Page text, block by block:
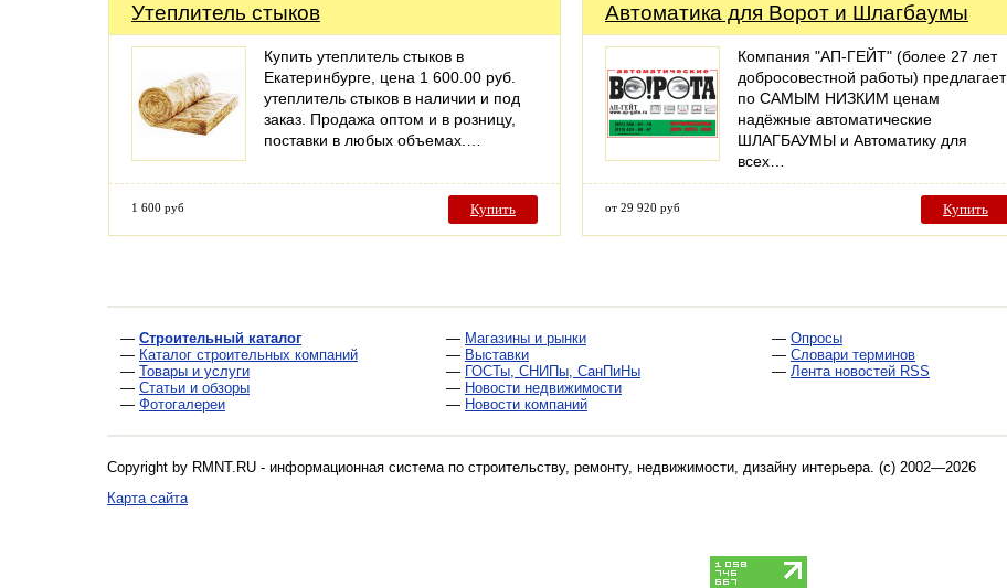
Утеплитель стыков
Купить утеплитель стыков в
Екатеринбурге, цена 1 600.00 руб.
утеплитель стыков в наличии и под
заказ. Продажа оптом и в розницу,
поставки в любых объемах.…
1 600 руб Купить
Автоматика для Ворот и Шлагбаумы
Компания "АП-ГЕЙТ" (более 27 лет
добросовестной работы) предлагает
по САМЫМ НИЗКИМ ценам
надёжные автоматические
ШЛАГБАУМЫ и Автоматику для
всех…
от 29 920 руб Купить
— Строительный каталог
— Каталог строительных компаний
— Товары и услуги
— Статьи и обзоры
— Фотогалереи
— Магазины и рынки
— Выставки
— ГОСТы, СНИПы, СанПиНы
— Новости недвижимости
— Новости компаний
— Опросы
— Словари терминов
— Лента новостей RSS
Copyright by RMNT.RU - информационная система по строительству, ремонту, недвижимости, дизайну интерьера. (c) 2002—2026
Карта сайта